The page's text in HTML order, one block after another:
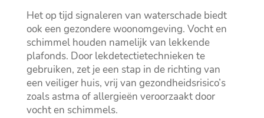
Het op tijd signaleren van waterschade biedt
ook een gezondere woonomgeving.​ Vocht en
schimmel houden namelijk van lekkende
plafonds.​ Door lekdetectietechnieken te
gebruiken, zet je een stap in de richting van
een veiliger huis, vrij van gezondheidsrisico’s
zoals astma of allergieën veroorzaakt door
vocht en schimmels.​